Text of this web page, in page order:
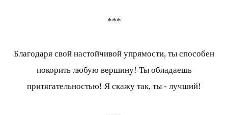
***
Благодаря свой настойчивой упрямости, ты способен
покорить любую вершину! Ты обладаешь
притягательностью! Я скажу так, ты - лучший!